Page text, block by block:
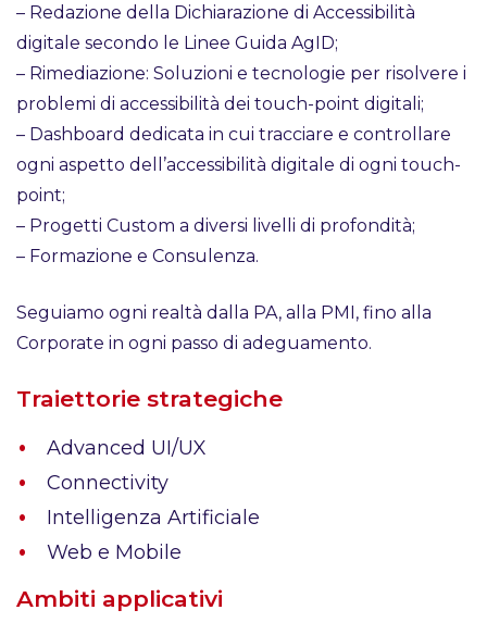
– Redazione della Dichiarazione di Accessibilità
digitale secondo le Linee Guida AgID;
– Rimediazione: Soluzioni e tecnologie per risolvere i
problemi di accessibilità dei touch-point digitali;
– Dashboard dedicata in cui tracciare e controllare
ogni aspetto dell’accessibilità digitale di ogni touch-
point;
– Progetti Custom a diversi livelli di profondità;
– Formazione e Consulenza.
Seguiamo ogni realtà dalla PA, alla PMI, fino alla
Corporate in ogni passo di adeguamento.
Traiettorie strategiche
Advanced UI/UX
Connectivity
Intelligenza Artificiale
Web e Mobile
Ambiti applicativi